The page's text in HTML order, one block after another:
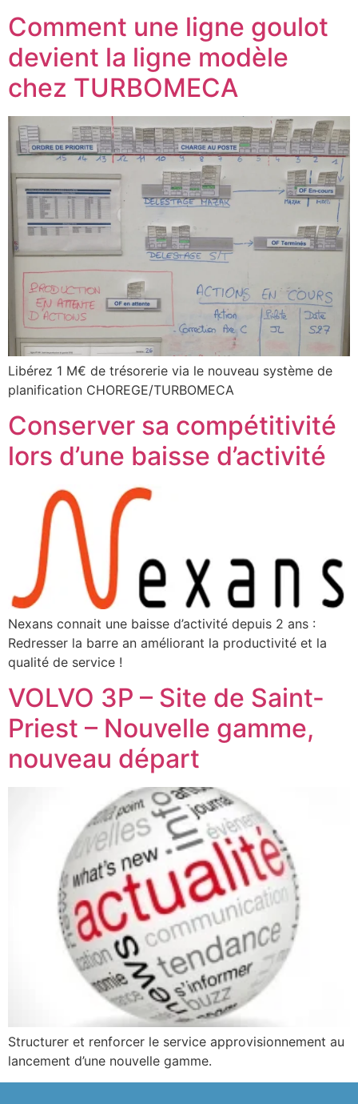
Comment une ligne goulot
devient la ligne modèle
chez TURBOMECA
Libérez 1 M€ de trésorerie via le nouveau système de
planification CHOREGE/TURBOMECA
Conserver sa compétitivité
lors d’une baisse d’activité
Nexans connait une baisse d’activité depuis 2 ans :
Redresser la barre an améliorant la productivité et la
qualité de service !
VOLVO 3P – Site de Saint-
Priest – Nouvelle gamme,
nouveau départ
Structurer et renforcer le service approvisionnement au
lancement d’une nouvelle gamme.